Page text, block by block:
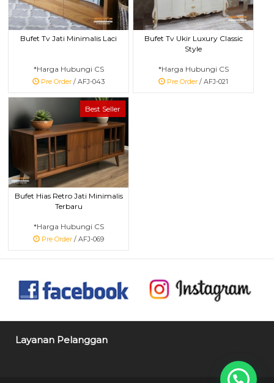
Bufet Tv Jati Minimalis Laci
*Harga Hubungi CS
Pre Order / AFJ-043
Bufet Tv Ukir Luxury Classic
Style
*Harga Hubungi CS
Pre Order / AFJ-021
Best Seller
Bufet Hias Retro Jati Minimalis
Terbaru
*Harga Hubungi CS
Pre Order / AFJ-069
Layanan Pelanggan